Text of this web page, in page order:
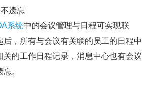
遗忘
系统中的会议管理与日程可实现联
后，所有与会议有关联的员工的日程中
关的工作日程记录，消息中心也有会议
。